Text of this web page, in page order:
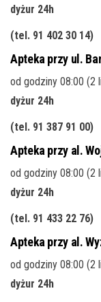
dyżur 24h
(tel. 91 402 30 14)
Apteka przy ul.
od godziny 08:00 (2
dyżur 24h
(tel. 91 387 91 00)
Apteka przy al.
od godziny 08:00 (2
dyżur 24h
(tel. 91 433 22 76)
Apteka przy al.
od godziny 08:00 (2
dyżur 24h